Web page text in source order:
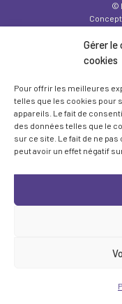
Gérer
cookies
Pour offrir les meilleures
telles que les cookies pour
appareils. Le fait de
des données telles que le
sur ce site. Le fait de ne
peut avoir un effet négatif
©